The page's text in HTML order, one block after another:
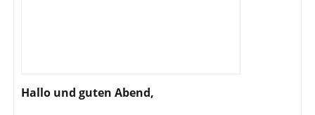
Hallo und guten Abend,